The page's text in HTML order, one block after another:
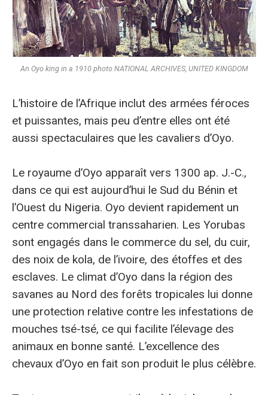
An Oyo king in a 1910 photo NATIONAL ARCHIVES, UNITED KINGDOM
L’histoire de l’Afrique inclut des armées féroces
et puissantes, mais peu d’entre elles ont été
aussi spectaculaires que les cavaliers d’Oyo.
Le royaume d’Oyo apparaît vers 1300 ap. J.-C.,
dans ce qui est aujourd’hui le Sud du Bénin et
l’Ouest du Nigeria. Oyo devient rapidement un
centre commercial transsaharien. Les Yorubas
sont engagés dans le commerce du sel, du cuir,
des noix de kola, de l’ivoire, des étoffes et des
esclaves. Le climat d’Oyo dans la région des
savanes au Nord des forêts tropicales lui donne
une protection relative contre les infestations de
mouches tsé-tsé, ce qui facilite l’élevage des
animaux en bonne santé. L’excellence des
chevaux d’Oyo en fait son produit le plus célèbre.